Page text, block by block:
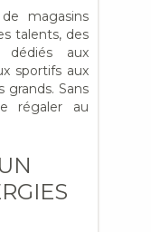
magasins
talents, des
dédiés aux
sportifs aux
Sans
régaler au